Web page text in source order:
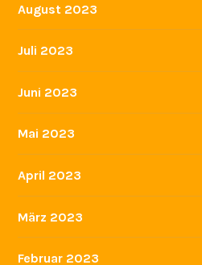
August 2023
Juli 2023
Juni 2023
Mai 2023
April 2023
März 2023
Februar 2023